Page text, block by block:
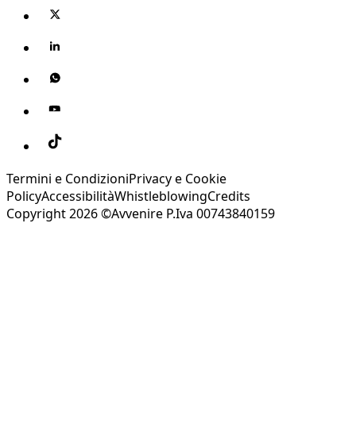
Termini e CondizioniPrivacy e Cookie
PolicyAccessibilitàWhistleblowingCredits
Copyright 2026 ©Avvenire P.Iva 00743840159